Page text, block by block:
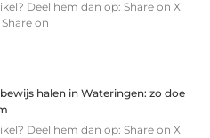
Deel hem dan op: Share on X
on
halen in Wateringen: zo doe
Deel hem dan op: Share on X